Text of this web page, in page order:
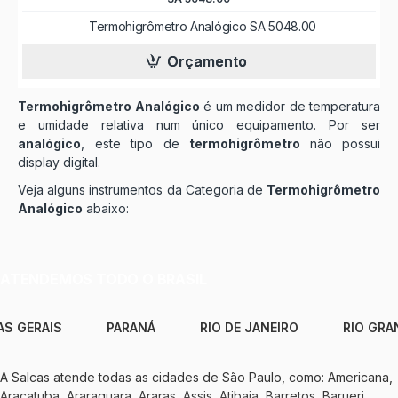
Termohigrômetro Analógico é um medidor de temperatura
e umidade relativa num único equipamento. Por ser
analógico , este tipo de termohigrômetro não possui
display digital.
Veja alguns instrumentos da Categoria de Termohigrômetro
Analógico abaixo:
Termohigrômetro Analógico SA 5048.00
Orçamento
GERAIS PARANÁ RIO DE JANEIRO RIO
A Salcas atende todas as cidades de São Paulo, como: Americana,